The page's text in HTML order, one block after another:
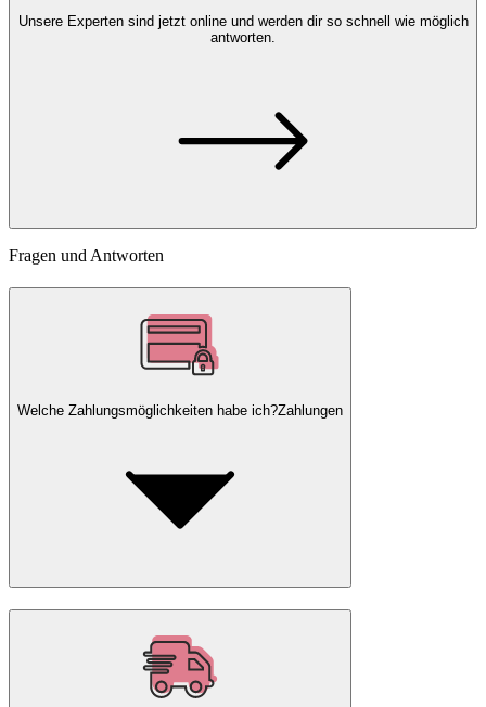
Unsere Expertensind jetzt online und werden dir so schnell wie möglich
antworten.
Fragen und Antworten
Welche Zahlungsmöglichkeiten habe ich?Zahlungen